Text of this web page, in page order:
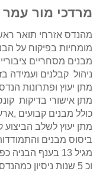
מרדכי מור עמר
מהנדס אזרחי תואר
מומחיות בפיקוח על
מבנים מסחריים
ניהול קבלנים ועמידה
מתן יעוץ ופתרונות
מתן אישורי בדיקות
כולל מבנים קבועים
מתן יעוץ לשלב הביצוע
ביסוס מבנים
מגיל 13 בענף הבניה כפועל וראש צוות
וכ 5 שנות ניסיון כמהנדס אזרחי